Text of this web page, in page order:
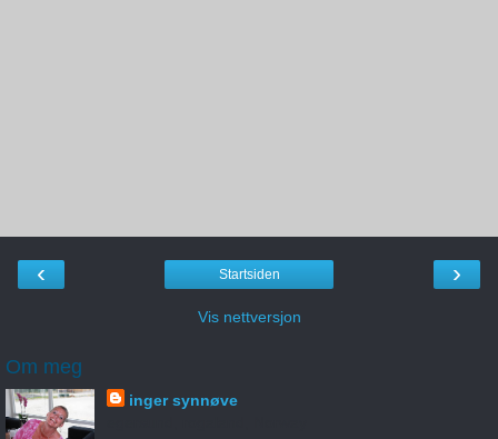
‹ ›
Startsiden
Vis nettversjon
Om meg
inger synnøve